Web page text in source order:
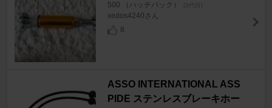
500 （ハッチバック）
xedos4240さん
8
ASSO INTERNATIONAL ASS
PIDE ステンレスブレーキホー